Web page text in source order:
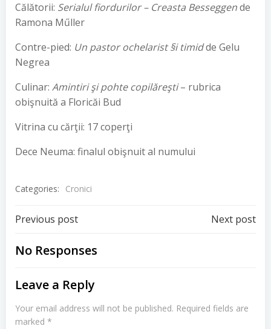
Călătorii: Serialul fiordurilor – Creasta Besseggende
Ramona Műller
Contre-pied: Un pastor ochelarist §i timidde Gelu
Negrea
Culinar: Amintiri şi pohte copilăreşti– rubrica
obişnuită a Floricăi Bud
Vitrina cu cărţii: 17 coperţi
Dece Neuma: finalul obişnuit al numului
Categories: Cronici
Post
navigation
Previous post Next post
No Responses
Leave a Reply
Your email address will not be published. Required fields are
marked *